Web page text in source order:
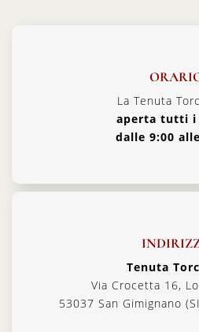
La Tenuta
aperta tutti i
dalle 9:00
Tenuta
Via Crocetta 16,
53037 San Gimignano